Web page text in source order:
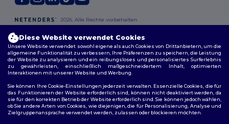
2026. Alle Rechte vorbehalten
Datenschutzbestimmungen|Cookie-Richtlinie|
Berlin| Hamburg|München | Köln| Frankfurt | Essen| Dortmund|
Stuttgart| Düsseldorf| Bremen
Diese Website verwendet Cookies
Unsere Website verwendet sowohl eigene als auch Cookies von Drittanbietern, um die
allgemeine Funktionalität zu verbessern, Ihre Präferenzen zu speichern, die Leistung
der Website zu analysieren und ein reibungsloses und personalisiertes Surferlebnis
zu gewährleisten, einschließlich maßgeschneidertem Inhalt, optimierten
Interaktionen mit unserer Website und Werbung.
Sie können Ihre Cookie-Einstellungen jederzeit verwalten. Essenzielle Cookies, die für
das Funktionieren der Website erforderlich sind, können nicht deaktiviert werden, da
sie für den korrekten Betrieb der Website erforderlich sind. Sie können jedoch wählen,
ob Sie andere Arten von Cookies, wie diejenigen, die für Personalisierung, Analyse und
Zielgruppenansprache verwendet werden, zulassen oder blockieren möchten.